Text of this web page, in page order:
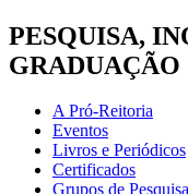
PESQUISA,
GRADUAÇÃO
A Pró-Reitoria
Eventos
Livros e Periódicos
Certificados
Grupos de Pesquisa